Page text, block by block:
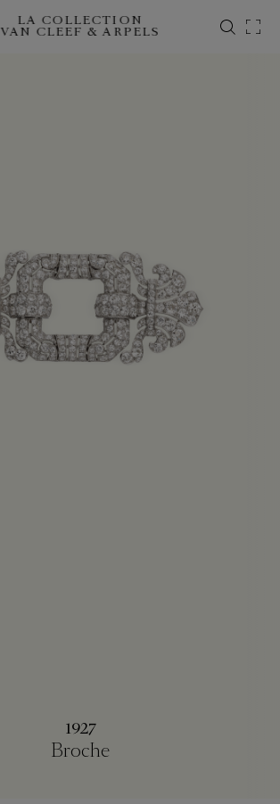
LA COLLECTION
VAN CLEEF & ARPELS
1927
Broche